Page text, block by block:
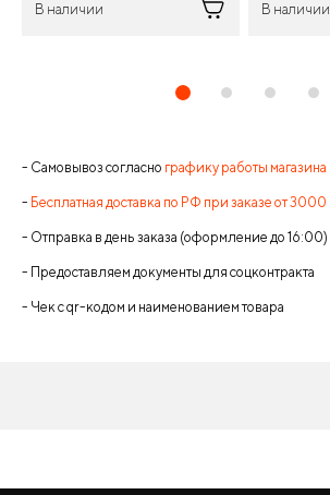
В наличии В наличии
- Самовывоз согласно графику работы магазина
- Бесплатная доставка по РФ при заказе от 3000
- Отправка в день заказа (оформление до 16:00)
- Предоставляем документы для соцконтракта
- Чек с qr-кодом и наименованием товара